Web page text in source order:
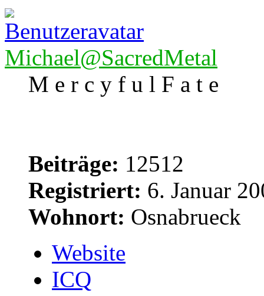
Michael@SacredMetal
M e r c y f u l F a t e
Beiträge: 12512
Registriert: 6. Januar
Wohnort: Osnabrueck
Website
ICQ